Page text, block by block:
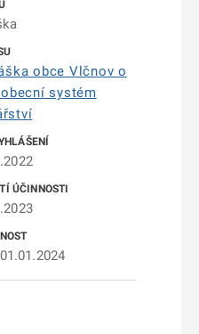
obce Vlčnov o
systém